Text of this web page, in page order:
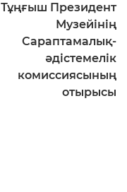
Тұңғыш Президент
Музейінің
Сараптамалық-
әдістемелік
комиссиясының
отырысы